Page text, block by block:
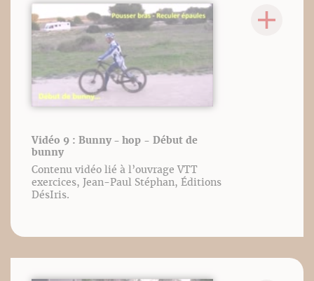
Vidéo 9 : Bunny - hop - Début de
bunny
Contenu vidéo lié à l’ouvrage VTT
exercices, Jean-Paul Stéphan, Éditions
DésIris.